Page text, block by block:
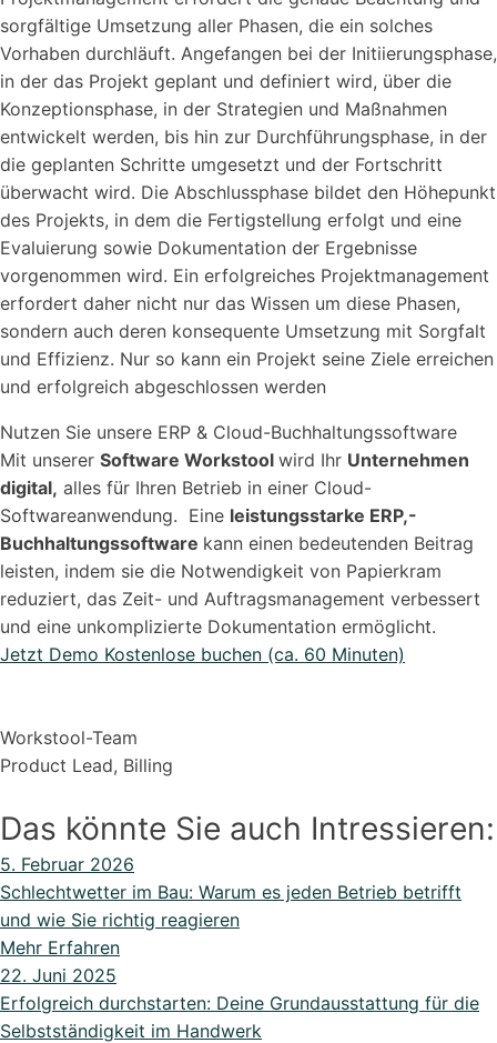
sorgfältige Umsetzung aller Phasen, die ein solches
Vorhaben durchläuft. Angefangen bei der Initiierungsphase,
in der das Projekt geplant und definiert wird, über die
Konzeptionsphase, in der Strategien und Maßnahmen
entwickelt werden, bis hin zur Durchführungsphase, in der
die geplanten Schritte umgesetzt und der Fortschritt
überwacht wird. Die Abschlussphase bildet den Höhepunkt
des Projekts, in dem die Fertigstellung erfolgt und eine
Evaluierung sowie Dokumentation der Ergebnisse
vorgenommen wird. Ein erfolgreiches Projektmanagement
erfordert daher nicht nur das Wissen um diese Phasen,
sondern auch deren konsequente Umsetzung mit Sorgfalt
und Effizienz. Nur so kann ein Projekt seine Ziele erreichen
und erfolgreich abgeschlossen werden
Nutzen Sie unsere ERP & Cloud-Buchhaltungssoftware
Mit unserer Software Workstool wird Ihr Unternehmen
digital, alles für Ihren Betrieb in einer Cloud-
Softwareanwendung. Eine leistungsstarke ERP,-
Buchhaltungssoftware kann einen bedeutenden Beitrag
leisten, indem sie die Notwendigkeit von Papierkram
reduziert, das Zeit- und Auftragsmanagement verbessert
und eine unkomplizierte Dokumentation ermöglicht.
Jetzt Demo Kostenlose buchen (ca. 60 Minuten)
Workstool-Team
Product Lead, Billing
Das könnte Sie auch Intressieren:
5. Februar 2026
Schlechtwetter im Bau: Warum es jeden Betrieb betrifft
und wie Sie richtig reagieren
Mehr Erfahren
22. Juni 2025
Erfolgreich durchstarten: Deine Grundausstattung für die
Selbstständigkeit im Handwerk